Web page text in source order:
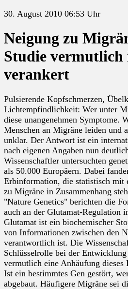
30. August 2010 06:53 Uhr
Neigung zu
Studie
verankert
Pulsierende Kopfschmerzen,
Lichtempfindlichkeit: Wer unter
diese unangenehmen Symptome.
Menschen an Migräne leiden und
unklar. Der Antwort ist ein
nach eigenen Angaben nun
Wissenschaftler untersuchten
als 50.000 Europäern. Dabei
Erbinformation, die statistisch mit
zu Migräne in Zusammenhang
"Nature Genetics" berichten die
auch an der Glutamat-Regulation
Glutamat ist ein biochemischer
von Informationen zwischen den
verantwortlich ist. Die
Schlüsselrolle bei der
vermutlich eine Anhäufung
Ist ein bestimmtes Gen gestört,
abgebaut. Häufigere Migräne sei